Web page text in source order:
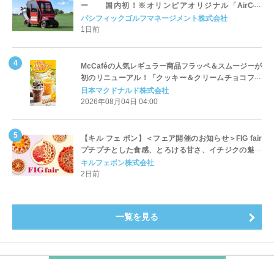
ー 国内初！※オリンピアオリジナル「AirCon
Cart（エアコンカート）」導入 | ＰＧＭ
パシフィックゴルフマネージメント株式会社
1日前
McCaféの人気レギュラー商品フラッペ＆スムージーが
初のリニューアル！「クッキー＆クリームチョコフラ
ッペ」「マンゴースムージー」8月5日（水）から販売
開始
日本マクドナルド株式会社
2026年08月04日 04:00
【キル フェ ボン】＜フェア開催のお知らせ＞FIG fair
プチプチとした食感、とろける甘さ、イチジクの魅力
をたっぷりと。新作を含め、イチジク尽くしの全4種が
登場8月20日（木）スタート
キルフェボン株式会社
2日前
一覧を見る